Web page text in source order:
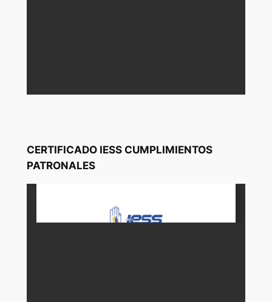
CERTIFICADO IESS CUMPLIMIENTOS
PATRONALES